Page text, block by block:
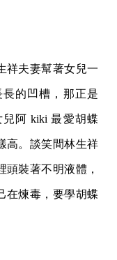
祥夫妻幫著女兒一
的凹槽，那正是
兒阿 kiki 最愛胡蝶
高。談笑間林生祥
裝著不明液體，
在煉毒，要學胡蝶